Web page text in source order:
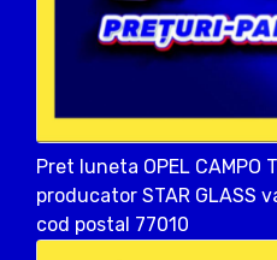
Pret luneta OPEL CAMPO
producator STAR GLASS
cod postal 77010